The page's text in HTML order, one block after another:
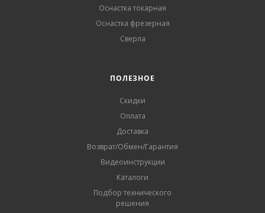
Оснастка токарная
Оснастка фрезерная
Сверла
ПОЛЕЗНОЕ
Скидки
Оплата
Доставка
Возврат/Обмен/Гарантия
Видеоинструкции
Каталоги
Подбор технического
решения